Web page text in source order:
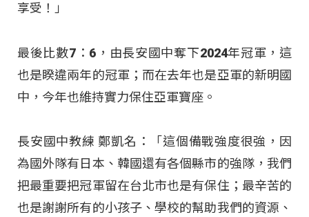
享受！」
最後比數7：6，由長安國中奪下2024年冠軍，這
也是睽違兩年的冠軍；而在去年也是亞軍的新明國
中，今年也維持實力保住亞軍寶座。
長安國中教練 鄭凱名：「這個備戰強度很強，因
為國外隊有日本、韓國還有各個縣市的強隊，我們
把最重要把冠軍留在台北市也是有保住；最辛苦的
也是謝謝所有的小孩子、學校的幫助我們的資源、